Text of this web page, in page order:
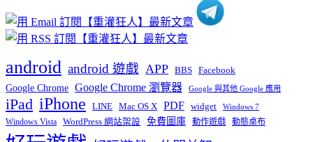
android android 遊戲 APP BBS Facebook
Google Chrome Google Chrome 瀏覽器 Google 與其他 Google 應用
iPad iPhone LINE Mac OS X PDF widget Windows 7
Windows Vista WordPress 網站架設 免費圖庫 動作遊戲 動態桌布